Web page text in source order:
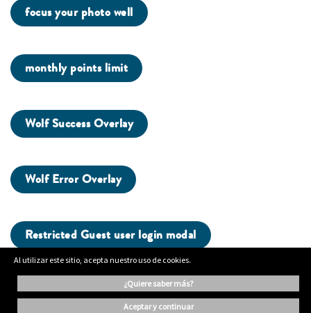
focus your photo well
monthly points limit
Wolf Success Overlay
Wolf Error Overlay
Restricted Guest user login modal
Al utilizar este sitio, acepta nuestro uso de cookies.
¿quiere saber más?
aceptar y continuar